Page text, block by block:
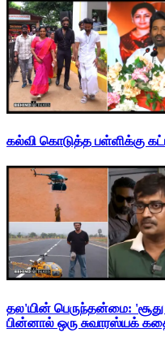
கல்வி கொடுத்த பள்ளிக்கு
தல'யின் பெருந்தன்மை: 'சூது
பின்னால் ஒரு சுவாரஸ்யக்